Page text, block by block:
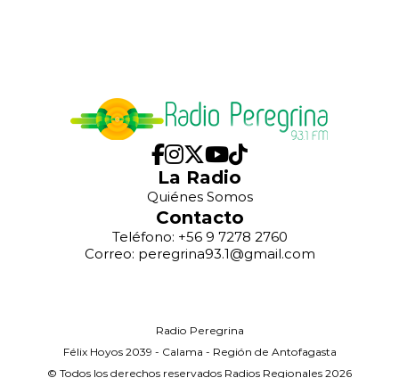
La Radio
Quiénes Somos
Contacto
Teléfono: +56 9 7278 2760
Correo: peregrina93.1@gmail.com
Radio Peregrina
Félix Hoyos 2039 - Calama - Región de Antofagasta
© Todos los derechos reservados Radios Regionales 2026